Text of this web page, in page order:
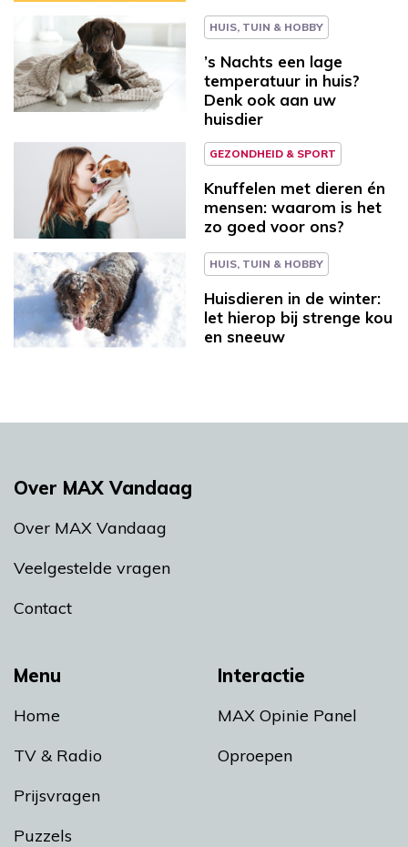
HUIS, TUIN & HOBBY
’s Nachts een lage
temperatuur in huis?
Denk ook aan uw
huisdier
GEZONDHEID & SPORT
Knuffelen met dieren én
mensen: waarom is het
zo goed voor ons?
HUIS, TUIN & HOBBY
Huisdieren in de winter:
let hierop bij strenge kou
en sneeuw
Menu
Home
TV & Radio
Prijsvragen
Puzzels
Interactie
MAX Opinie Panel
Oproepen
Over MAX Vandaag
Over MAX Vandaag
Veelgestelde vragen
Contact